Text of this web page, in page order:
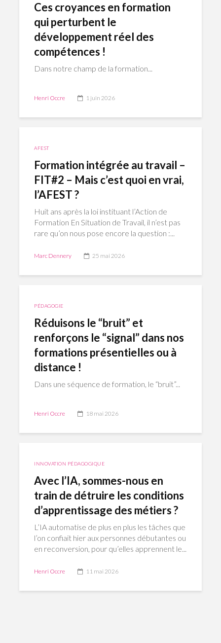
Ces croyances en formation
qui perturbent le
développement réel des
compétences !
Dans notre champ de la formation...
Henri Occre 1 juin 2026
AFEST
Formation intégrée au travail –
FIT#2 – Mais c’est quoi en vrai,
l’AFEST ?
Huit ans après la loi instituant l’Action de
Formation En Situation de Travail, il n’est pas
rare qu’on nous pose encore la question :...
Marc Dennery 25 mai 2026
PÉDAGOGIE
Réduisons le “bruit” et
renforçons le “signal” dans nos
formations présentielles ou à
distance !
Dans une séquence de formation, le “bruit”...
Henri Occre 18 mai 2026
INNOVATION PÉDAGOGIQUE
Avec l’IA, sommes-nous en
train de détruire les conditions
d’apprentissage des métiers ?
L’IA automatise de plus en plus les tâches que
l’on confiait hier aux personnes débutantes ou
en reconversion, pour qu’elles apprennent le...
Henri Occre 11 mai 2026